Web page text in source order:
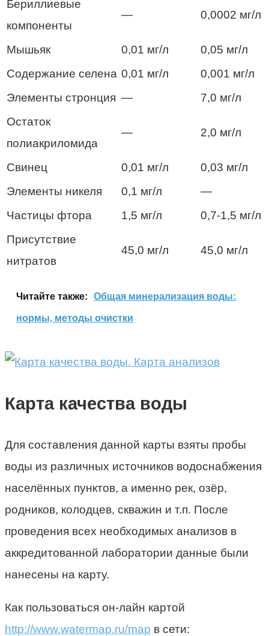
Бериллиевые
компоненты
— 0,0002 мг/л
Мышьяк 0,01 мг/л
0,05 мг/л
Содержание селена 0,01 мг/л
0,001 мг/л
Элементы стронция —
7,0 мг/л
Остаток
полиакриломида
— 2,0 мг/л
Свинец 0,01 мг/л
0,03 мг/л
Элементы никеля
0,1 мг/л
—
Частицы фтора
1,5 мг/л
0,7-1,5 мг/л
Присутствие
нитратов
45,0 мг/л 45,0 мг/л
Читайте также: Общая минерализация воды:
нормы, методы очистки
Карта качества воды
Для составления данной карты взяты пробы
воды из различных источников водоснабжения
населённых пунктов, а именно рек, озёр,
родников, колодцев, скважин и т.п. После
проведения всех необходимых анализов в
аккредитованной лаборатории данные были
нанесены на карту.
Как пользоваться он-лайн картой
http://www.watermap.ru/map в сети: